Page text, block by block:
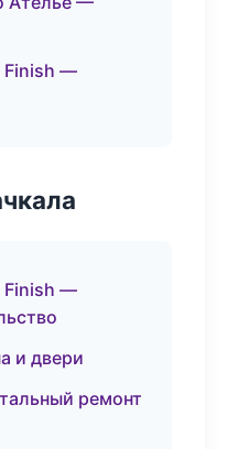
Finish —
Finish —
и двери
ремонт